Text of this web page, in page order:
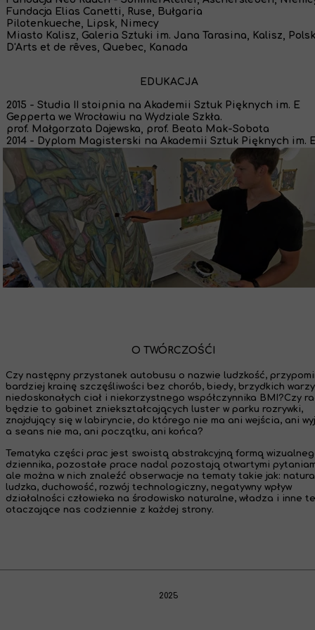
O TWÓRCZOŚĆI
Czy następny przystanek autobusu o nazwie ludzkość,
bardziej krainę szczęśliwości bez chorób, biedy, brzydkich
niedoskonałych ciał i niekorzystnego współczynnika BMI?Czy
będzie to gabinet zniekształcających luster w parku rozrywki,
znajdujący się w labiryncie, do którego nie ma ani wejścia, ani
a seans nie ma, ani początku, ani końca?
Tematyka części prac jest swoistą abstrakcyjną formą
dziennika, pozostałe prace nadal pozostają otwartymi
ale można w nich znaleźć obserwacje na tematy takie jak: natura
ludzka, duchowość, rozwój technologiczny, negatywny wpływ
działalności człowieka na środowisko naturalne, władza i inne
otaczające nas codziennie z każdej strony.
Fundacja Elias Canetti, Ruse, Bułgaria
Pilotenkueche, Lipsk, Nimecy
Miasto Kalisz, Galeria Sztuki im. Jana Tarasina, Kalisz,
D'Arts et de rêves, Quebec, Kanada
EDUKACJA
2015 - Studia II stoipnia na Akademii Sztuk Pięknych im. E
Gepperta we Wrocławiu na Wydziale Szkła.
prof. Małgorzata Dajewska, prof. Beata Mak-Sobota
2014 - Dyplom Magisterski na Akademii Sztuk Pięknych im.
Gepperta we Wrocławiu.
prof. Piotr Błażejewski, prof. Przemysław Pintal, assist.
prof. Anna Kołodziejczyk
2011-2012 - Stypendium w Accademia di Belle Arti di Venezia,
Włoszech, na Wydziale Malarstwa.
2009 - Liceum Plastyczne w Kaliszu ze specjalnością
Elementów Architektury
2025